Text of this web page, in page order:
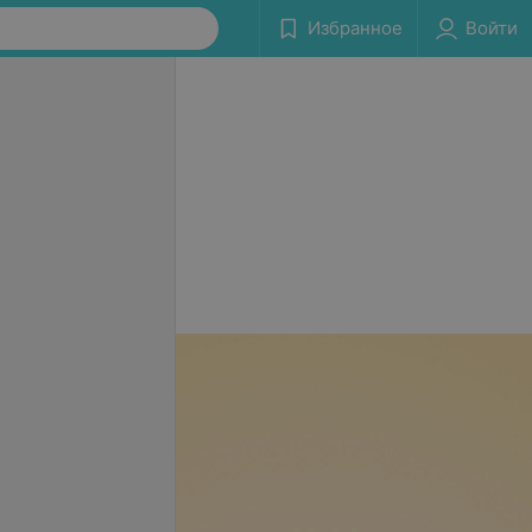
Избранное Войти